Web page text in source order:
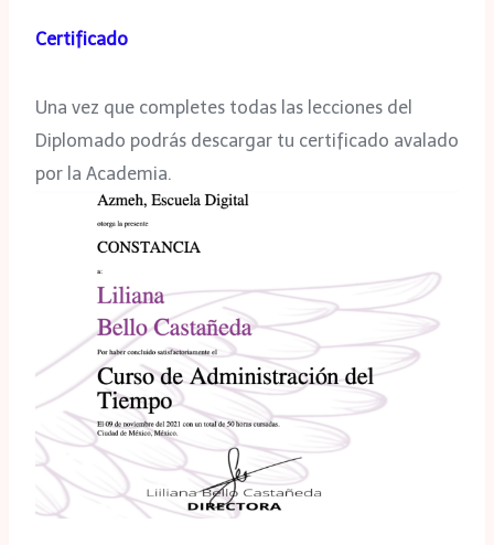
Certificado
Una vez que completes todas las lecciones del
Diplomado podrás descargar tu certificado avalado
por la Academia.